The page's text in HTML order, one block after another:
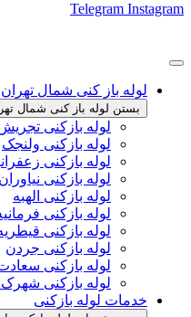
Telegram Instagram
لوله باز کنی شمال تهران
بستن لوله باز کنی شمال
لوله بازکنی
لوله بازکنی ولنجک
لوله بازکنی
لوله بازکنی نیاوران
لوله بازکنی الهبه
لوله بازکنی
لوله بازکنی
لوله بازکنی جردن
لوله بازکنی سعادت
لوله بازکنی
خدمات لوله بازکنی